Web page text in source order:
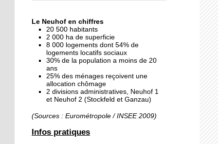
ciel ouvert »
16 octobre 2018
Un vécu de poids
15 octobre 2018
Difracto : devenir un pro
avec Django
Le Neuhof en chiffres
20 500 habitants
2 000 ha de superficie
8 000 logements dont 54% de
logements locatifs sociaux
30% de la population a moins de 20
ans
25% des ménages reçoivent une
allocation chômage
2 divisions administratives, Neuhof 1
et Neuhof 2 (Stockfeld et Ganzau)
(Sources : Eurométropole / INSEE 2009)
Infos pratiques